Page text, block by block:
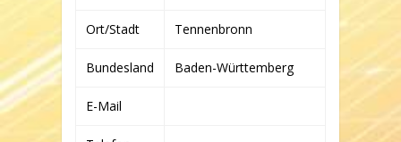
Ort/Stadt Tennenbronn
Bundesland Baden-Württemberg
E-Mail